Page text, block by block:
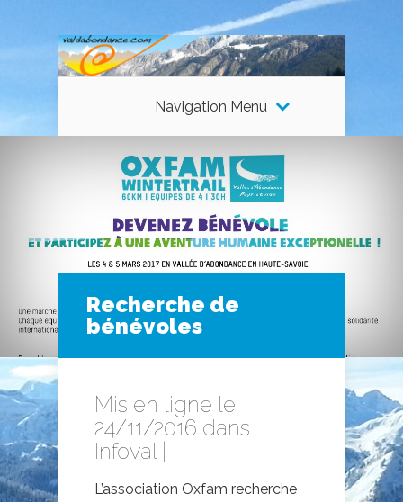
Navigation Menu
Recherche de
bénévoles
Mis en ligne le
24/11/2016 dans
Infoval
L’association Oxfam recherche